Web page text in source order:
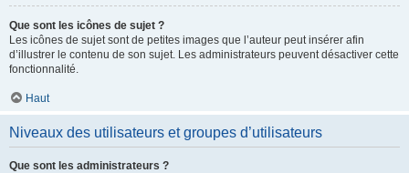
Que sont les icônes de sujet ?
Les icônes de sujet sont de petites images que l’auteur peut insérer afin
d’illustrer le contenu de son sujet. Les administrateurs peuvent désactiver cette
fonctionnalité.
Haut
Niveaux des utilisateurs et groupes d’utilisateurs
Que sont les administrateurs ?